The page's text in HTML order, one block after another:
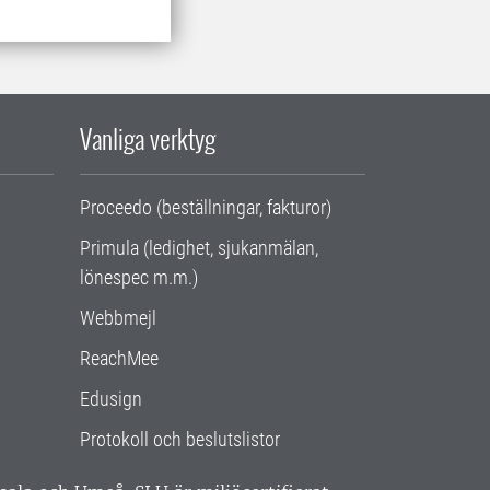
Vanliga verktyg
Proceedo (beställningar, fakturor)
Primula (ledighet, sjukanmälan,
lönespec m.m.)
Webbmejl
ReachMee
Edusign
Protokoll och beslutslistor